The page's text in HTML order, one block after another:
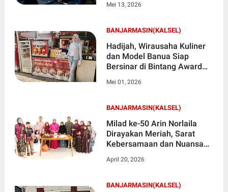
Mei 13, 2026
BANJARMASIN(KALSEL)
Hadijah, Wirausaha Kuliner
dan Model Banua Siap
Bersinar di Bintang Award
Mei 01, 2026
BANJARMASIN(KALSEL)
Milad ke-50 Arin Norlaila
Dirayakan Meriah, Sarat
Kebersamaan dan Nuansa
April 20, 2026
BANJARMASIN(KALSEL)